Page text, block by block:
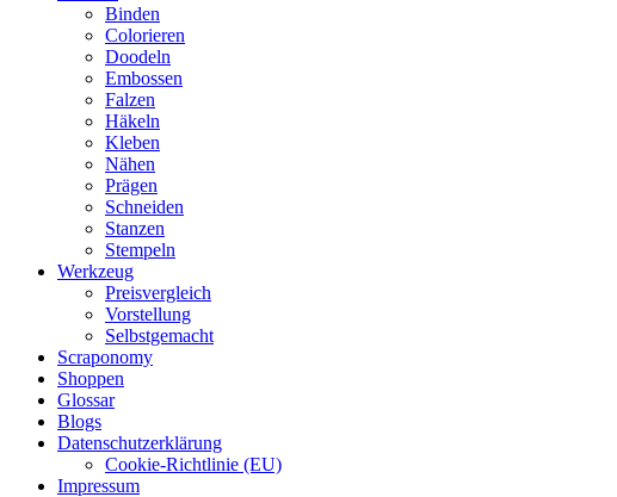
Binden
Colorieren
Doodeln
Embossen
Falzen
Häkeln
Kleben
Nähen
Prägen
Schneiden
Stanzen
Stempeln
Werkzeug
Preisvergleich
Vorstellung
Selbstgemacht
Scraponomy
Shoppen
Glossar
Blogs
Datenschutzerklärung
Cookie-Richtlinie (EU)
Impressum